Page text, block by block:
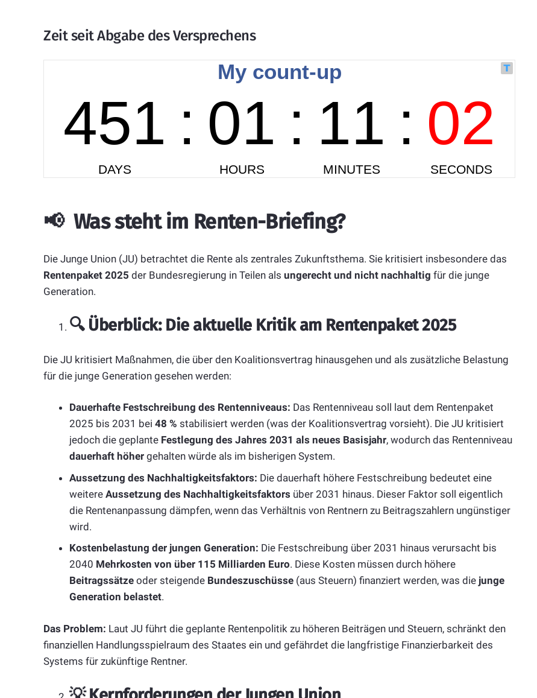
Zeit seit Abgabe des Versprechens
📢Was steht im Renten-Briefing?
Die Junge Union (JU) betrachtet die Rente als zentrales Zukunftsthema. Sie kritisiert insbesondere das
Rentenpaket 2025 der Bundesregierung in Teilen als ungerecht und nicht nachhaltig für die junge
Generation.
🔍Überblick: Die aktuelle Kritik am Rentenpaket 2025
Die JU kritisiert Maßnahmen, die über den Koalitionsvertrag hinausgehen und als zusätzliche Belastung
für die junge Generation gesehen werden:
Dauerhafte Festschreibung des Rentenniveaus: Das Rentenniveau soll laut dem Rentenpaket
2025 bis 2031 bei 48 % stabilisiert werden (was der Koalitionsvertrag vorsieht). Die JU kritisiert
jedoch die geplante Festlegung des Jahres 2031 als neues Basisjahr, wodurch das Rentenniveau
dauerhaft höhergehalten würde als im bisherigen System.
Aussetzung des Nachhaltigkeitsfaktors: Die dauerhaft höhere Festschreibung bedeutet eine
weitere Aussetzung des Nachhaltigkeitsfaktors über 2031 hinaus. Dieser Faktor soll eigentlich
die Rentenanpassung dämpfen, wenn das Verhältnis von Rentnern zu Beitragszahlern ungünstiger
wird.
Kostenbelastung der jungen Generation: Die Festschreibung über 2031 hinaus verursacht bis
2040 Mehrkosten von über 115 Milliarden Euro. Diese Kosten müssen durch höhere
Beitragssätzeoder steigende Bundeszuschüsse(aus Steuern) finanziert werden, was die junge
Generation belastet.
Das Problem: Laut JU führt die geplante Rentenpolitik zu höheren Beiträgen und Steuern, schränkt den
finanziellen Handlungsspielraum des Staates ein und gefährdet die langfristige Finanzierbarkeit des
Systems für zukünftige Rentner.